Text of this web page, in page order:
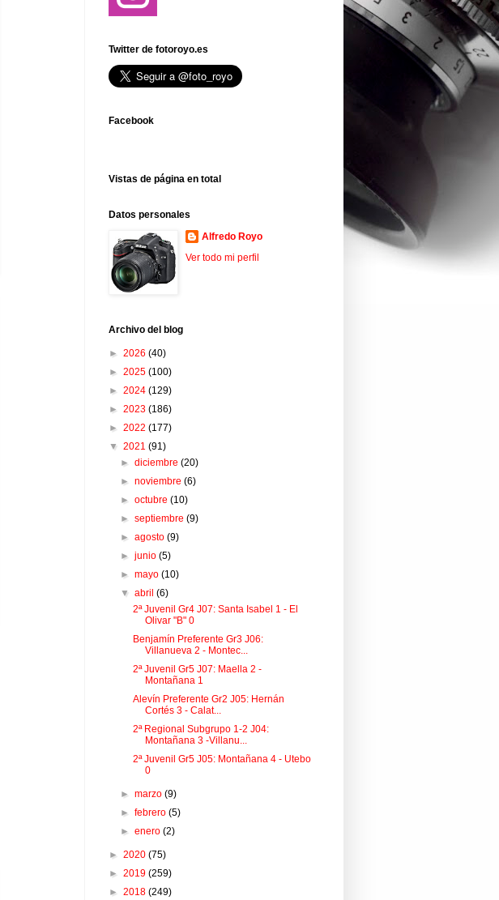
Twitter de fotoroyo.es
Facebook
Vistas de página en total
Datos personales
Alfredo Royo
Ver todo mi perfil
Archivo del blog
► 2026 (40)
► 2025 (100)
► 2024 (129)
► 2023 (186)
► 2022 (177)
▼ 2021 (91)
►diciembre(20)
►noviembre(6)
►octubre(10)
►septiembre(9)
►agosto(9)
►junio(5)
►mayo(10)
▼abril(6)
2ª Juvenil Gr4 J07: Santa Isabel 1 - El
Olivar "B" 0
Benjamín Preferente Gr3 J06:
Villanueva 2 - Montec...
2ª Juvenil Gr5 J07: Maella 2 -
Montañana 1
Alevín Preferente Gr2 J05: Hernán
Cortés 3 - Calat...
2ª Regional Subgrupo 1-2 J04:
Montañana 3 -Villanu...
2ª Juvenil Gr5 J05: Montañana 4 - Utebo
0
►marzo(9)
►febrero(5)
►enero(2)
► 2020 (75)
► 2019 (259)
► 2018 (249)